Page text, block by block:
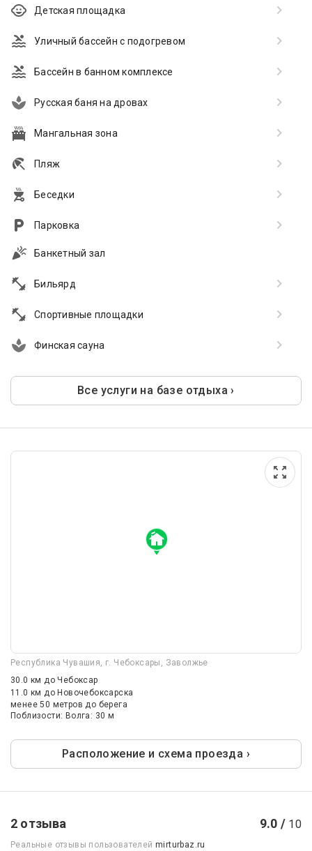
Детская площадка
Уличный бассейн с подогревом
Бассейн в банном комплексе
Русская баня на дровах
Мангальная зона
Пляж
Беседки
Парковка
Банкетный зал
Бильярд
Спортивные площадки
Финская сауна
Все услуги на базе отдыха ›
Республика Чувашия, г. Чебоксары, Заволжье
30.0 кмдо Чебоксар
11.0 кмдо Новочебоксарска
менее 50 метров до берега
Поблизости: Волга: 30 м
Расположение и схема проезда ›
2 отзыва 9.0 / 10
Реальные отзывы пользователейmirturbaz.ru